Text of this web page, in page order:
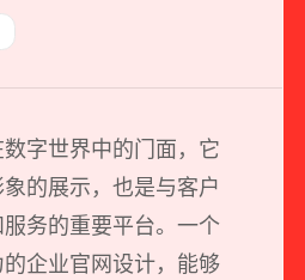
字世界中的门面，它
的展示，也是与客户
务的重要平台。一个
企业官网设计，能够